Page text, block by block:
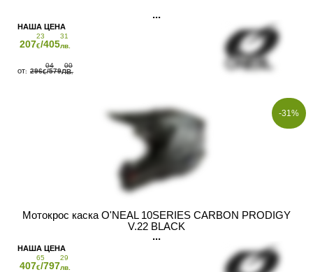
207
23
€/405
31
лв.
296
04
€/579
00
ЛВ.
-31%
Мотокрос каска O'NEAL 10SERIES CARBON PRODIGY
V.22 BLACK
407
65
€/797
29
лв.